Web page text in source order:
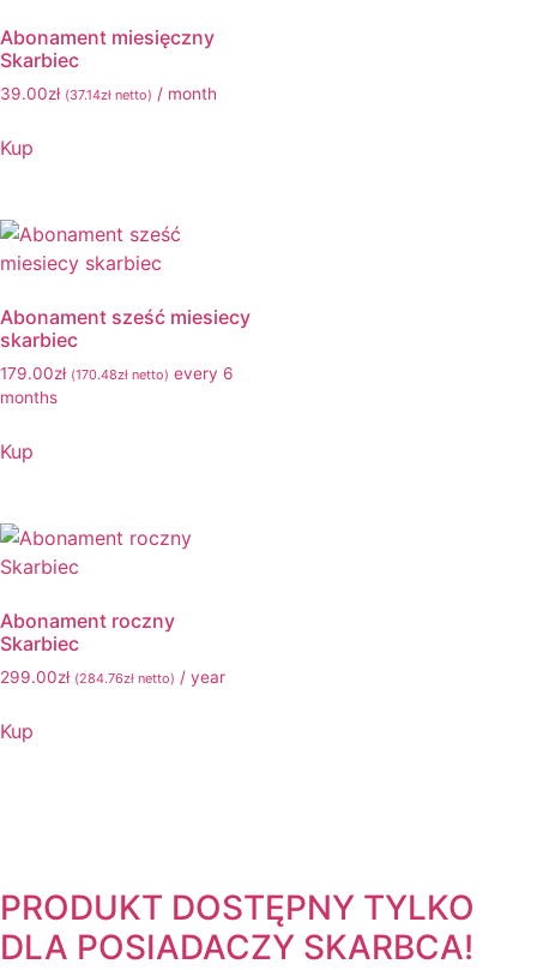
Abonament miesięczny
Skarbiec
39.00zł (37.14zł netto) / month
Kup
Abonament sześć miesiecy
skarbiec
179.00zł (170.48zł netto) every 6
months
Kup
Abonament roczny
Skarbiec
299.00zł (284.76zł netto) / year
Kup
PRODUKT DOSTĘPNY TYLKO
DLA POSIADACZY SKARBCA!